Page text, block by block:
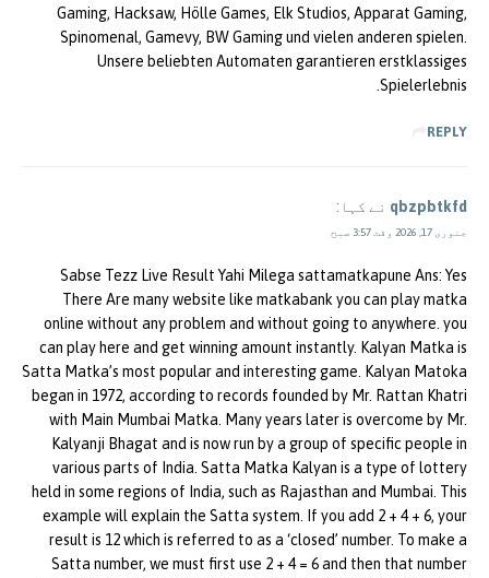
Gaming, Hacksaw, Hölle Games, Elk Studios, Apparat Gaming,
Spinomenal, Gamevy, BW Gaming und vielen anderen spielen.
Unsere beliebten Automaten garantieren erstklassiges
Spielerlebnis.
REPLY
qbzpbtkfd نے کہا:
جنوری 17, 2026 وقت 3:57 صبح
Sabse Tezz Live Result Yahi Milega sattamatkapune Ans: Yes
There Are many website like matkabank you can play matka
online without any problem and without going to anywhere. you
can play here and get winning amount instantly. Kalyan Matka is
Satta Matka’s most popular and interesting game. Kalyan Matoka
began in 1972, according to records founded by Mr. Rattan Khatri
with Main Mumbai Matka. Many years later is overcome by Mr.
Kalyanji Bhagat and is now run by a group of specific people in
various parts of India. Satta Matka Kalyan is a type of lottery
held in some regions of India, such as Rajasthan and Mumbai. This
example will explain the Satta system. If you add 2 + 4 + 6, your
result is 12 which is referred to as a ‘closed’ number. To make a
Satta number, we must first use 2 + 4 = 6 and then that number